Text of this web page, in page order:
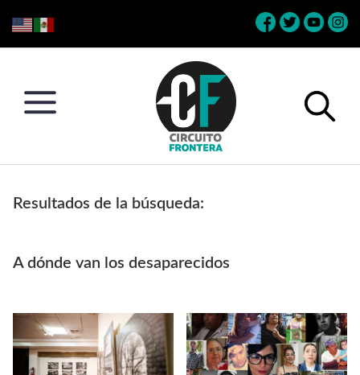
to
to
to
to
Conéctate
la
Resultados de la búsqueda:
A dónde van los desaparecidos